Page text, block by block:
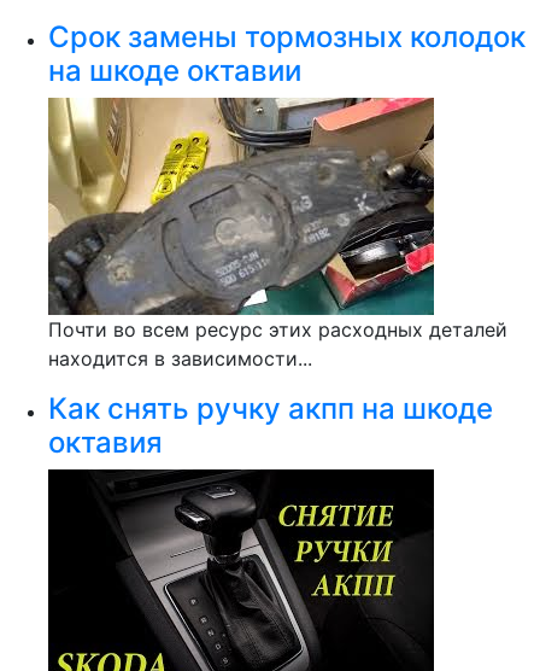
Срок замены тормозных колодок
на шкоде октавии
Почти во всем ресурс этих расходных деталей
находится в зависимости...
Как снять ручку акпп на шкоде
октавия